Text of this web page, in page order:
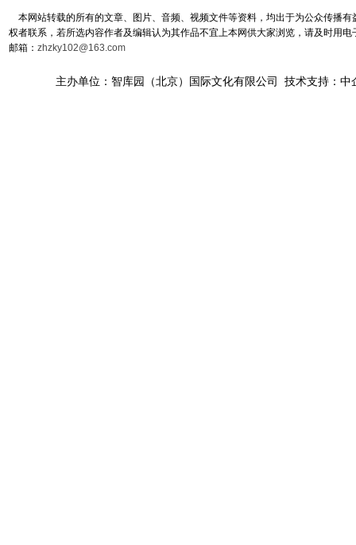
本网站转载的所有的文章、图片、音频、视频文件等资料，均出于为公众传播
权者联系，若所选内容作者及编辑认为其作品不宜上本网供大家浏览，请及时用
邮箱： zhzky102@163.com
主办单位：智库园（北京）国际文化有限公司 技术支持：